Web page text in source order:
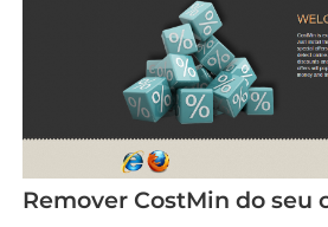
Remover CostMin do seu